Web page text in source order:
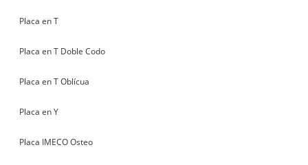
Placa en T
Placa en T Doble Codo
Placa en T Oblícua
Placa en Y
Placa IMECO Osteo